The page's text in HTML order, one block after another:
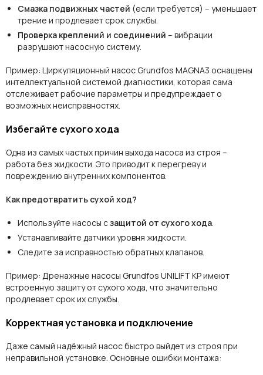
Смазка подвижных частей (если требуется) – уменьшает
трение и продлевает срок службы.
Проверка креплений и соединений – вибрации
разрушают насосную систему.
Пример: Циркуляционный насос Grundfos MAGNA3 оснащены
интеллектуальной системой диагностики, которая сама
отслеживает рабочие параметры и предупреждает о
возможных неисправностях.
Избегайте сухого хода
Одна из самых частых причин выхода насоса из строя –
работа без жидкости. Это приводит к перегреву и
повреждению внутренних компонентов.
Как предотвратить сухой ход?
Используйте насосы сзащитой от сухого хода.
Устанавливайте датчики уровня жидкости.
Следите за исправностью обратных клапанов.
Пример: Дренажные насосы Grundfos UNILIFT KP имеют
встроенную защиту от сухого хода, что значительно
продлевает срок их службы.
Корректная установка и подключение
Даже самый надёжный насос быстро выйдет из строя при
неправильной установке. Основные ошибки монтажа: